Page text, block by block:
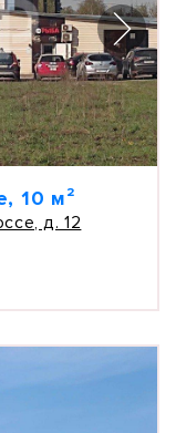
10 м²
д. 12